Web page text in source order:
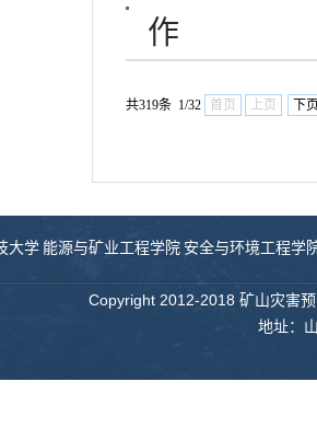
作
共319条 1/32 首页 上页 下
大学 能源与矿业工程学院 安全与环境工程学
Copyright 2012-2018 矿山灾害
地址：